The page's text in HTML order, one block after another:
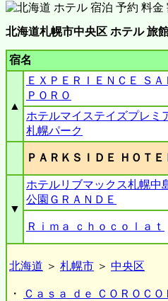
北海道札幌市中央区 ホテル 旅
宿名
▲
ＥＸＰＥＲＩＥＮＣＥ ＳＡ
ＰＯＲＯ
ホテルマイステイズプレミ
札幌パーク
ＰＡＲＫＳＩＤＥ ＨＯＴＥ
▼
ホテルリブマックス札幌中
公園ＧＲＡＮＤＥ
Ｒｉｍａ ｃｈｏｃｏｌａｔ
北海道 ＞ 札幌市 ＞ 中央区
・
Ｃａｓａ ｄｅ ＣＯＲＯＣ